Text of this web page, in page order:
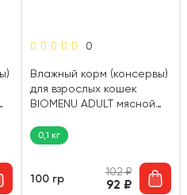
0
Влажный корм (консервы)
для взрослых кошек
BIOMENU ADULT мясной
гр)0,1 кг
100 гр
102₽
92 ₽